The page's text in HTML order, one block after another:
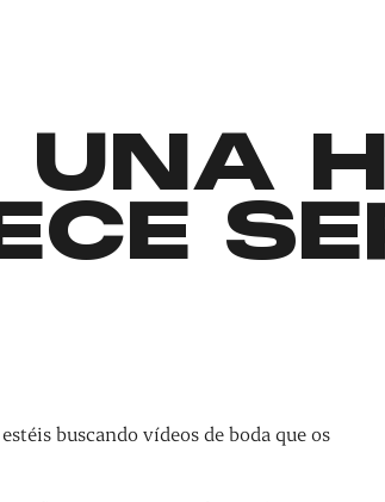
UNA
buscando vídeos de boda que os